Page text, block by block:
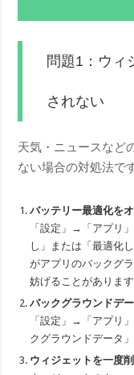
問題1：ウィ
されない
天気・ニュースなど
ない場合の対処法で
バッテリー最適化を
「設定」→「アプリ
し」または「最適化
がアプリのバックグ
妨げることがあります
バックグラウンドデ
「設定」→「アプリ
クグラウンドデータ」
ウィジェットを一度